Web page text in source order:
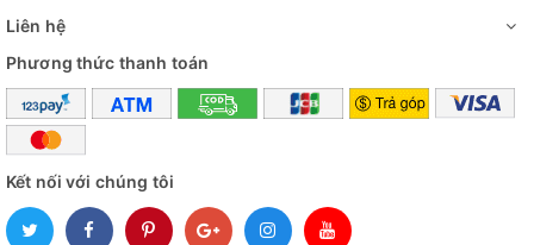
Liên hệ
Phương thức thanh toán
Kết nối với chúng tôi